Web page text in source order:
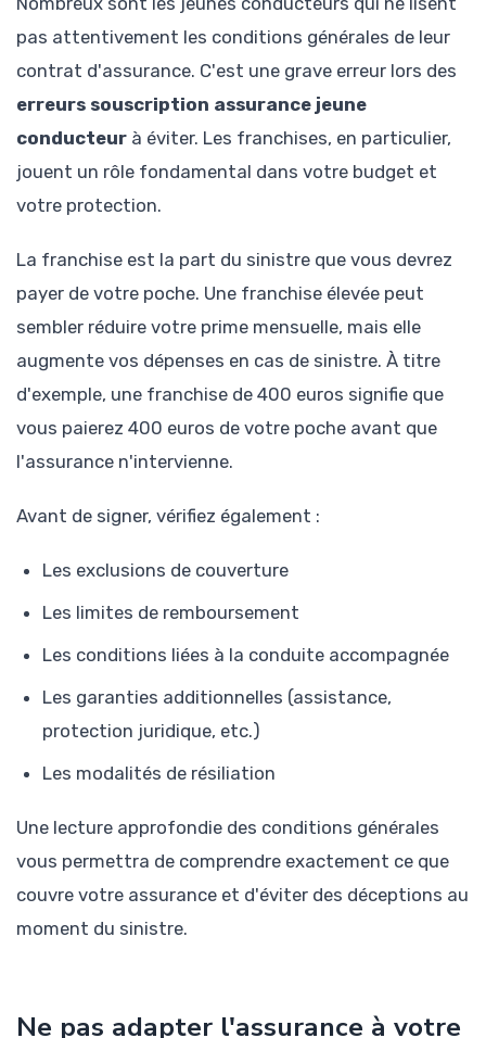
pas attentivement les conditions générales de leur
contrat d'assurance. C'est une grave erreur lors des
erreurs souscription assurance jeune
conducteur à éviter. Les franchises, en particulier,
jouent un rôle fondamental dans votre budget et
votre protection.
La franchise est la part du sinistre que vous devrez
payer de votre poche. Une franchise élevée peut
sembler réduire votre prime mensuelle, mais elle
augmente vos dépenses en cas de sinistre. À titre
d'exemple, une franchise de 400 euros signifie que
vous paierez 400 euros de votre poche avant que
l'assurance n'intervienne.
Avant de signer, vérifiez également :
Les exclusions de couverture
Les limites de remboursement
Les conditions liées à la conduite accompagnée
Les garanties additionnelles (assistance,
protection juridique, etc.)
Les modalités de résiliation
Une lecture approfondie des conditions générales
vous permettra de comprendre exactement ce que
couvre votre assurance et d'éviter des déceptions au
moment du sinistre.
Ne pas adapter l'assurance à votre